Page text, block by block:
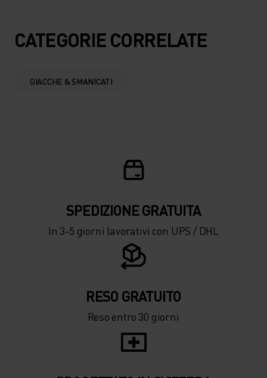
CATEGORIE CORRELATE
GIACCHE & SMANICATI
SPEDIZIONE ​​​​​​GRATUITA
In 3-5 giorni lavorativi con UPS / DHL
RESO GRATUITO
Reso entro 30 giorni